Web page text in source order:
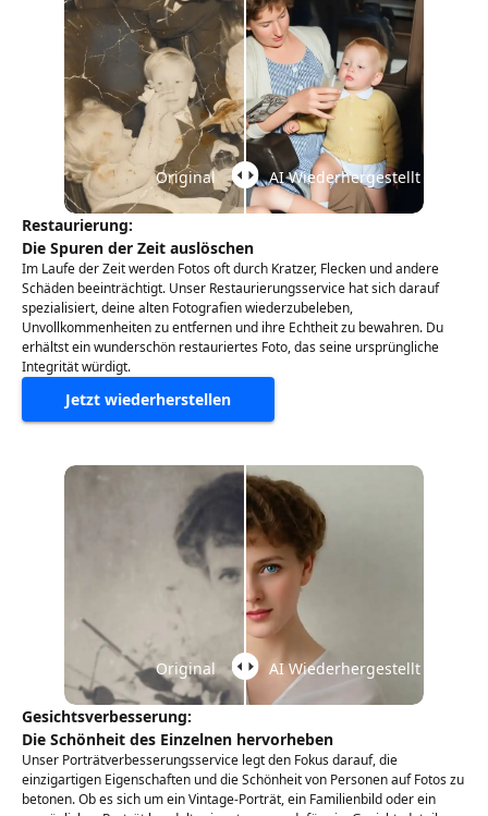
Original AI Wiederhergestellt
Restaurierung:
Die Spuren der Zeit auslöschen
Im Laufe der Zeit werden Fotos oft durch Kratzer, Flecken und andere
Schäden beeinträchtigt. Unser Restaurierungsservice hat sich darauf
spezialisiert, deine alten Fotografien wiederzubeleben,
Unvollkommenheiten zu entfernen und ihre Echtheit zu bewahren. Du
erhältst ein wunderschön restauriertes Foto, das seine ursprüngliche
Integrität würdigt.
Jetzt wiederherstellen
Original AI Wiederhergestellt
Gesichtsverbesserung:
Die Schönheit des Einzelnen hervorheben
Unser Porträtverbesserungsservice legt den Fokus darauf, die
einzigartigen Eigenschaften und die Schönheit von Personen auf Fotos zu
betonen. Ob es sich um ein Vintage-Porträt, ein Familienbild oder ein